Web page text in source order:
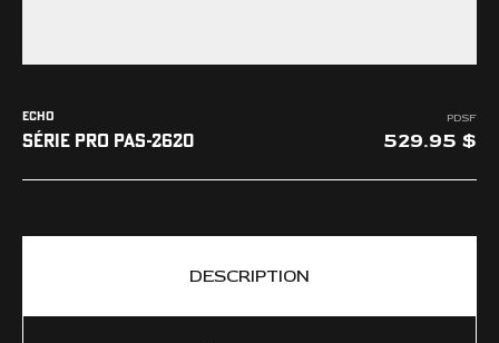
ECHO
SÉRIE PRO PAS-2620
PDSF
529.95
DESCRIPTION